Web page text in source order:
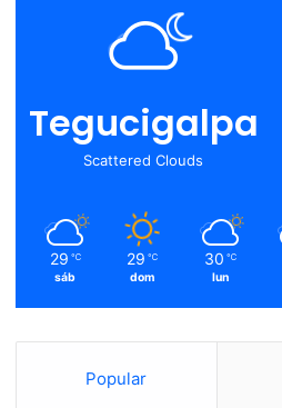
Tegucigalpa
Scattered Clouds
29 ℃
sáb
29 ℃
dom
30 ℃
lun
Popular